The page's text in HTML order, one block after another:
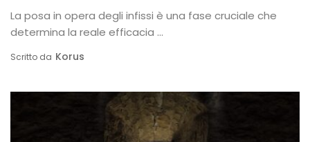
La posa in opera degli infissi è una fase cruciale che
determina la reale efficacia ...
Scritto da Korus